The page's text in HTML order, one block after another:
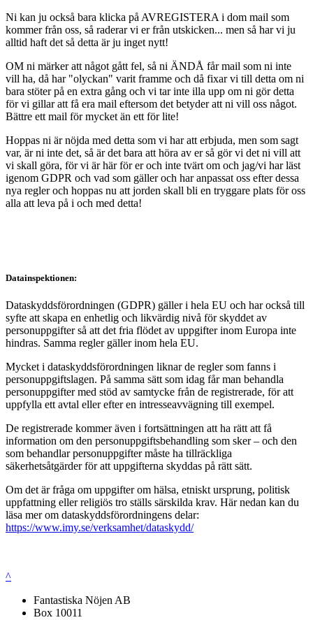
Ni kan ju också bara klicka på AVREGISTERA i dom mail som
kommer från oss, så raderar vi er från utskicken... men så har vi ju
alltid haft det så detta är ju inget nytt!
OM ni märker att något gått fel, så ni ÄNDÅ får mail som ni inte
vill ha, då har "olyckan" varit framme och då fixar vi till detta om ni
bara stöter på en extra gång och vi tar inte illa upp om ni gör detta
för vi gillar att få era mail eftersom det betyder att ni vill oss något.
Bättre ett mail för mycket än ett för lite!
Hoppas ni är nöjda med detta som vi har att erbjuda, men som sagt
var, är ni inte det, så är det bara att höra av er så gör vi det ni vill att
vi skall göra, för vi är här för er och inte tvärt om och jag/vi har läst
igenom GDPR och vad som gäller och har anpassat oss efter dessa
nya regler och hoppas nu att jorden skall bli en tryggare plats för oss
alla att leva på i och med detta!
Datainspektionen:
Dataskyddsförordningen (GDPR) gäller i hela EU och har också till
syfte att skapa en enhetlig och likvärdig nivå för skyddet av
personuppgifter så att det fria flödet av uppgifter inom Europa inte
hindras. Samma regler gäller inom hela EU.
Mycket i dataskyddsförordningen liknar de regler som fanns i
personuppgiftslagen. På samma sätt som idag får man behandla
personuppgifter med stöd av samtycke från de registrerade, för att
uppfylla ett avtal eller efter en intresseavvägning till exempel.
De registrerade kommer även i fortsättningen att ha rätt att få
information om den personuppgiftsbehandling som sker – och den
som behandlar personuppgifter måste ha tillräckliga
säkerhetsåtgärder för att uppgifterna skyddas på rätt sätt.
Om det är fråga om uppgifter om hälsa, etniskt ursprung, politisk
uppfattning eller religiös tro ställs särskilda krav. Här nedan kan du
läsa mer om dataskyddsförordningens delar:
https://www.imy.se/verksamhet/dataskydd/
^
Fantastiska Nöjen AB
Box 10011